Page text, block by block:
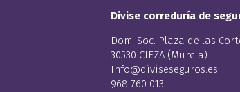
Divise correduría de
Dom. Soc. Plaza de las
30530 CIEZA (Murcia)
Info@diviseseguros.es
968 760 013